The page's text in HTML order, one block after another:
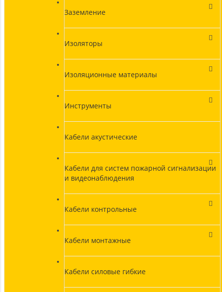
Заземление
Изоляторы
Изоляционные материалы
Инструменты
Кабели акустические
Кабели для систем пожарной сигнализации
и видеонаблюдения
Кабели контрольные
Кабели монтажные
Кабели силовые гибкие